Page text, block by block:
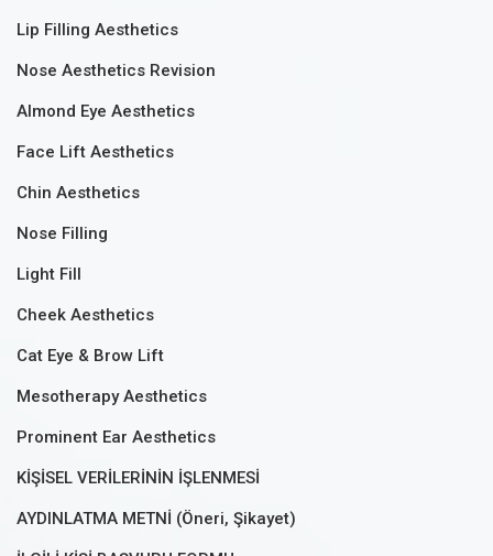
Lip Filling Aesthetics
Nose Aesthetics Revision
Almond Eye Aesthetics
Face Lift Aesthetics
Chin Aesthetics
Nose Filling
Light Fill
Cheek Aesthetics
Cat Eye & Brow Lift
Mesotherapy Aesthetics
Prominent Ear Aesthetics
KİŞİSEL VERİLERİNİN İŞLENMESİ
AYDINLATMA METNİ (Öneri, Şikayet)